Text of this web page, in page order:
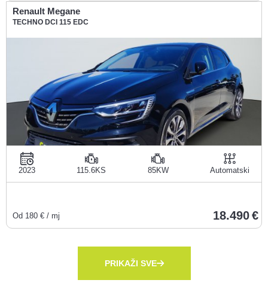
Renault Megane
TECHNO DCI 115 EDC
2023 115.6KS 85KW Automatski
Od 180 € / mj 18.490
PRIKAŽI SVE